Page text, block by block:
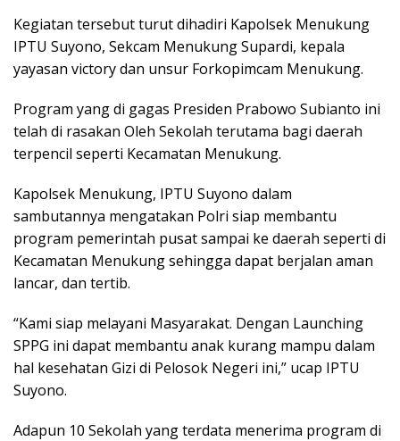
Kegiatan tersebut turut dihadiri Kapolsek Menukung
IPTU Suyono, Sekcam Menukung Supardi, kepala
yayasan victory dan unsur Forkopimcam Menukung.
Program yang di gagas Presiden Prabowo Subianto ini
telah di rasakan Oleh Sekolah terutama bagi daerah
terpencil seperti Kecamatan Menukung.
Kapolsek Menukung, IPTU Suyono dalam
sambutannya mengatakan Polri siap membantu
program pemerintah pusat sampai ke daerah seperti di
Kecamatan Menukung sehingga dapat berjalan aman
lancar, dan tertib.
“Kami siap melayani Masyarakat. Dengan Launching
SPPG ini dapat membantu anak kurang mampu dalam
hal kesehatan Gizi di Pelosok Negeri ini,” ucap IPTU
Suyono.
Adapun 10 Sekolah yang terdata menerima program di